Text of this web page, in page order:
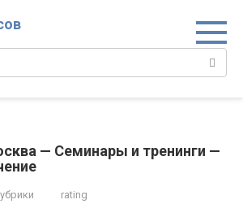
— Семинары и тренинги —
rating